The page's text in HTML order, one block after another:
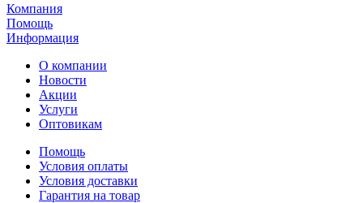
Компания
Помощь
Информация
О компании
Новости
Акции
Услуги
Оптовикам
Помощь
Условия оплаты
Условия доставки
Гарантия на товар